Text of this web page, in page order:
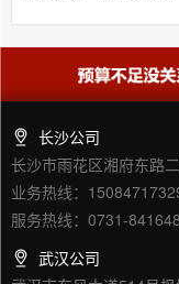
长沙公司
长沙市雨花区湘府东路
业务热线：
服务热线：0731-
武汉公司